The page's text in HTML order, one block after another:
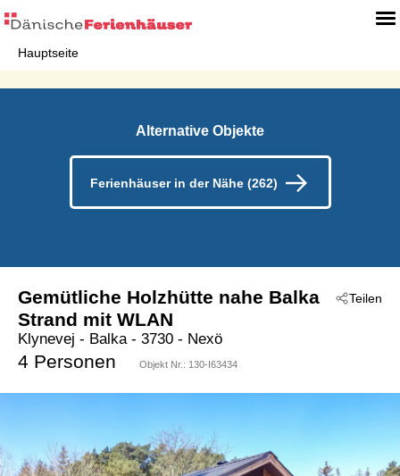
Hauptseite
Alternative Objekte
Ferienhäuser in der Nähe (262)
Teilen
Gemütliche Holzhütte nahe Balka
Strand mit WLAN
Klynevej - Balka - 3730 - Nexö
4 Personen Objekt Nr.: 130-I63434